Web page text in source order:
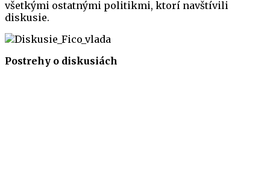
všetkými ostatnými politikmi, ktorí navštívili
diskusie.
Postrehy o diskusiách